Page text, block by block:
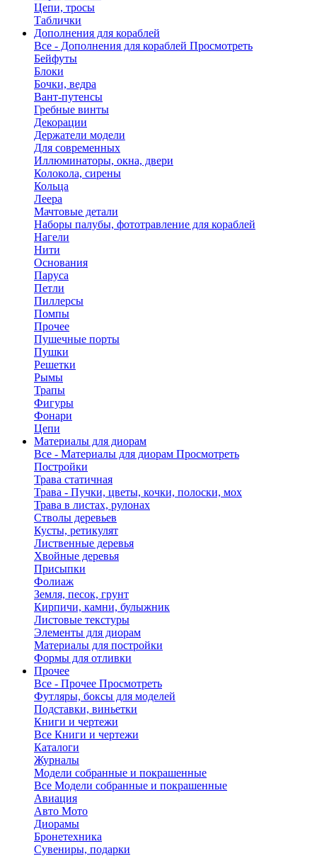
Цепи, тросы
Таблички
Дополнения для кораблей
Все - Дополнения для кораблей Просмотреть
Бейфуты
Блоки
Бочки, ведра
Вант-путенсы
Гребные винты
Декорации
Держатели модели
Для современных
Иллюминаторы, окна, двери
Колокола, сирены
Кольца
Леера
Мачтовые детали
Наборы палубы, фототравление для кораблей
Нагели
Нити
Основания
Паруса
Петли
Пиллерсы
Помпы
Прочее
Пушечные порты
Пушки
Решетки
Рымы
Трапы
Фигуры
Фонари
Цепи
Материалы для диорам
Все - Материалы для диорам Просмотреть
Постройки
Трава статичная
Трава - Пучки, цветы, кочки, полоски, мох
Трава в листах, рулонах
Стволы деревьев
Кусты, ретикулят
Лиственные деревья
Хвойные деревья
Присыпки
Фолиаж
Земля, песок, грунт
Кирпичи, камни, булыжник
Листовые текстуры
Элементы для диорам
Материалы для постройки
Формы для отливки
Прочее
Все - Прочее Просмотреть
Футляры, боксы для моделей
Подставки, виньетки
Книги и чертежи
Все Книги и чертежи
Каталоги
Журналы
Модели собранные и покрашенные
Все Модели собранные и покрашенные
Авиация
Авто Мото
Диорамы
Бронетехника
Сувениры, подарки